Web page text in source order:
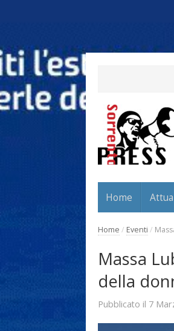
Home
Home / Eventi /
Massa
della
Pubblicato il 7